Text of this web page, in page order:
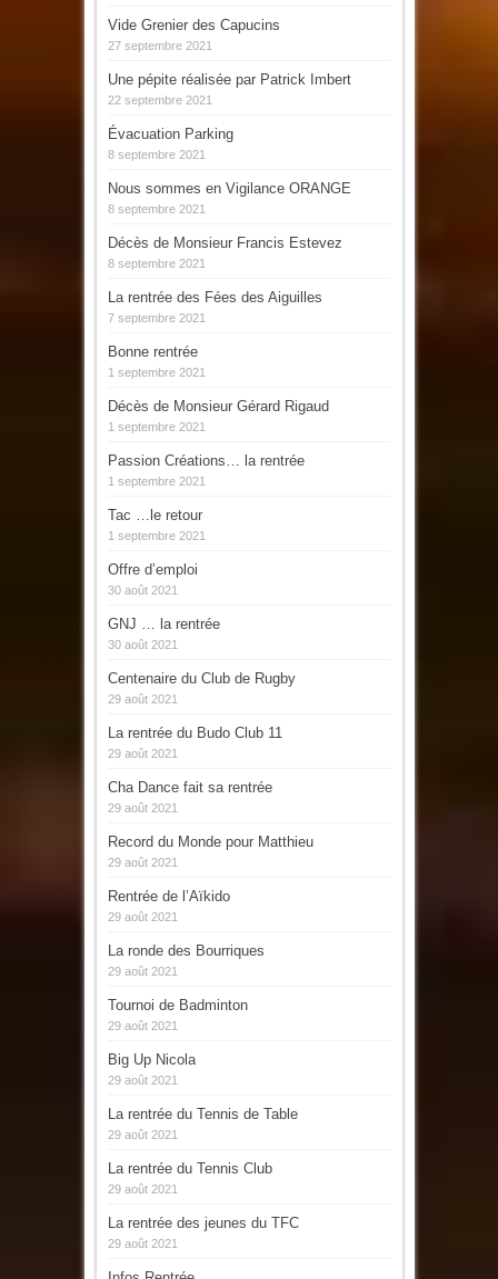
Vide Grenier des Capucins
27 septembre 2021
Une pépite réalisée par Patrick Imbert
22 septembre 2021
Évacuation Parking
8 septembre 2021
Nous sommes en Vigilance ORANGE
8 septembre 2021
Décès de Monsieur Francis Estevez
8 septembre 2021
La rentrée des Fées des Aiguilles
7 septembre 2021
Bonne rentrée
1 septembre 2021
Décès de Monsieur Gérard Rigaud
1 septembre 2021
Passion Créations… la rentrée
1 septembre 2021
Tac …le retour
1 septembre 2021
Offre d’emploi
30 août 2021
GNJ … la rentrée
30 août 2021
Centenaire du Club de Rugby
29 août 2021
La rentrée du Budo Club 11
29 août 2021
Cha Dance fait sa rentrée
29 août 2021
Record du Monde pour Matthieu
29 août 2021
Rentrée de l’Aïkido
29 août 2021
La ronde des Bourriques
29 août 2021
Tournoi de Badminton
29 août 2021
Big Up Nicola
29 août 2021
La rentrée du Tennis de Table
29 août 2021
La rentrée du Tennis Club
29 août 2021
La rentrée des jeunes du TFC
29 août 2021